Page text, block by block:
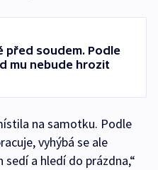
před soudem. Podle
mu nebude hrozit
na samotku. Podle
vyhýbá se ale
a hledí do prázdna,“